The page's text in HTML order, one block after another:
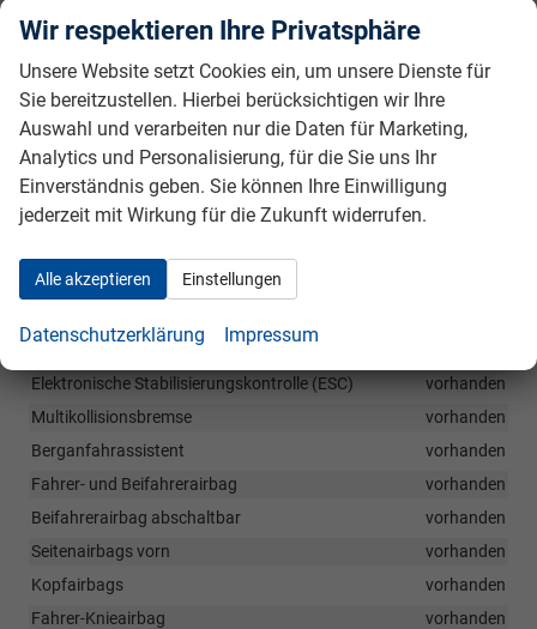
Bluetooth-Freisprecheinrichtung
8 Lautsprecher
Sicherheit & Assistenz
Notrufsystem (eCall +)
vorhanden
Spurhalteassistent
Verkehrszeichenerkennungssystem
Frontradarassistent inkl. City-Notbremsfunktion mit
Antiblockiersystem (ABS)
Elektronische Stabilisierungskontrolle (ESC)
vorhanden
Multikollisionsbremse
vorhanden
Berganfahrassistent
vorhanden
Fahrer- und Beifahrerairbag
vorhanden
Beifahrerairbag abschaltbar
vorhanden
Seitenairbags vorn
vorhanden
Kopfairbags
vorhanden
Fahrer-Knieairbag
vorhanden
Wir respektieren Ihre Privatsphäre
Unsere Website setzt Cookies ein, um unsere Dienste für
Sie bereitzustellen. Hierbei berücksichtigen wir Ihre
Auswahl und verarbeiten nur die Daten für Marketing,
Analytics und Personalisierung, für die Sie uns Ihr
Einverständnis geben. Sie können Ihre Einwilligung
jederzeit mit Wirkung für die Zukunft widerrufen.
Alle akzeptieren Einstellungen
Datenschutzerklärung Impressum